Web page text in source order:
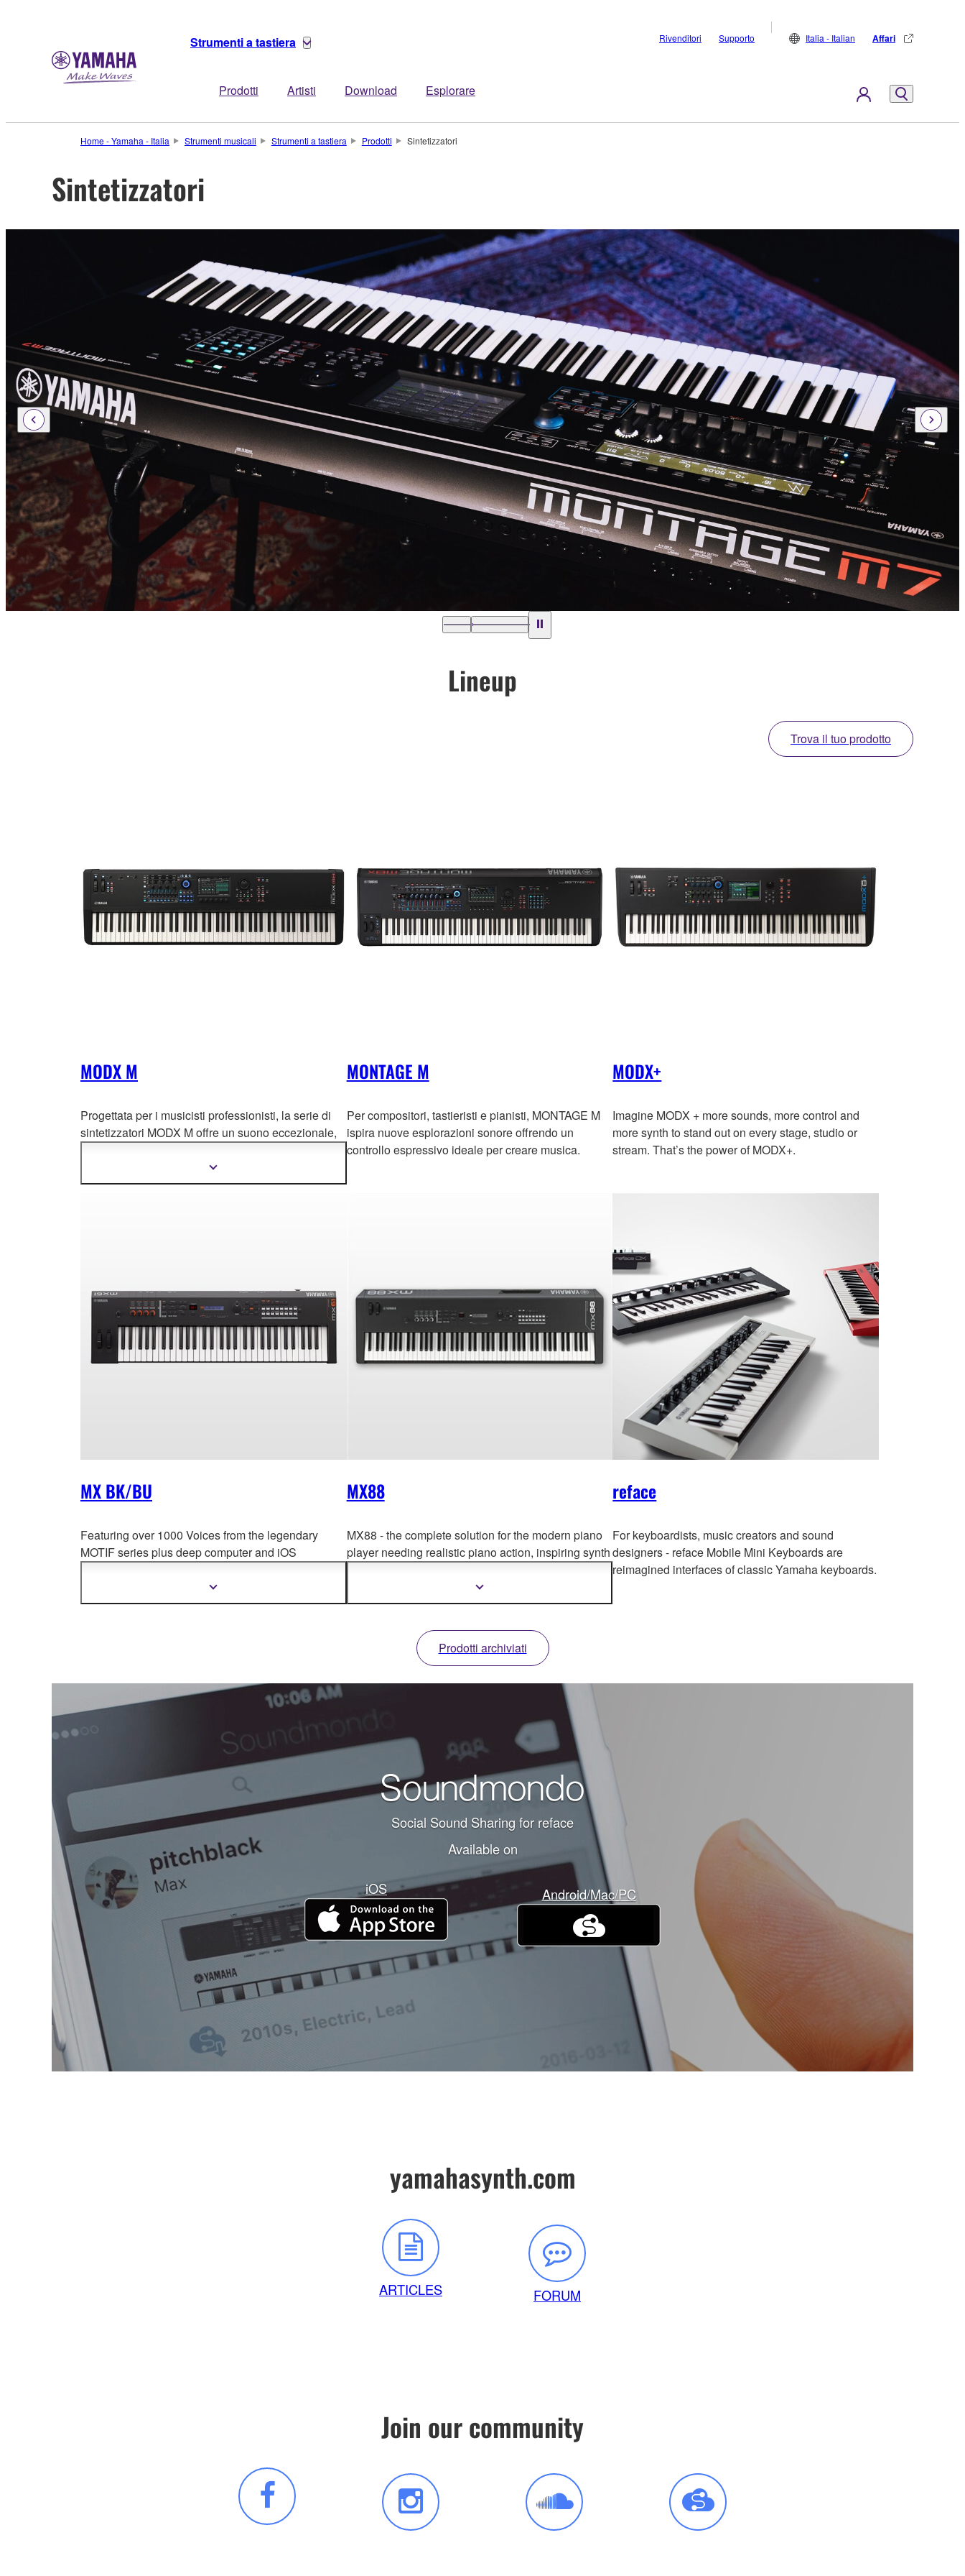
Strumenti a tastiera
Prodotti Artisti Download Esplorare
Rivenditori Supporto Italia - Italian Affari
Home - Yamaha - Italia Strumenti musicali Strumenti a tastiera Prodotti Sintetizzatori
Sintetizzatori
Lineup
Trova il tuo prodotto
MODX M
Progettata per i musicisti professionisti, la serie di
sintetizzatori MODX M offre un suono eccezionale,
ottimizzato in un design compatto e leggero.
Mostra
MONTAGE M
Per compositori, tastieristi e pianisti, MONTAGE M
ispira nuove esplorazioni sonore offrendo un
controllo espressivo ideale per creare musica.
MODX+
Imagine MODX + more sounds, more control and
more synth to stand out on every stage, studio or
stream. That’s the power of MODX+.
MX BK/BU
Featuring over 1000 Voices from the legendary
MOTIF series plus deep computer and iOS
Mostra
MX88
MX88 - the complete solution for the modern piano
player needing realistic pianoaction, inspiring synth
Mostra
reface
For keyboardists, music creators and sound
designers - reface Mobile Mini Keyboards are
reimagined interfaces of classic Yamaha keyboards.
Prodotti archiviati
Social Sound Sharing for reface
Available on
iOS Android/Mac/PC
yamahasynth.com
ARTICLES FORUM
Join our community